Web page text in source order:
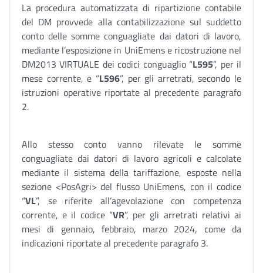
La procedura automatizzata di ripartizione contabile
del DM provvede alla contabilizzazione sul suddetto
conto delle somme conguagliate dai datori di lavoro,
mediante l’esposizione in UniEmens e ricostruzione nel
DM2013 VIRTUALE dei codici conguaglio “L595”, per il
mese corrente, e “L596”, per gli arretrati, secondo le
istruzioni operative riportate al precedente paragrafo
2.
Allo stesso conto vanno rilevate le somme
conguagliate dai datori di lavoro agricoli e calcolate
mediante il sistema della tariffazione, esposte nella
sezione <PosAgri> del flusso UniEmens, con il codice
“VL”, se riferite all’agevolazione con competenza
corrente, e il codice “VR”, per gli arretrati relativi ai
mesi di gennaio, febbraio, marzo 2024, come da
indicazioni riportate al precedente paragrafo 3.